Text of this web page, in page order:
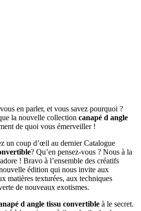
en parler, et vous savez pourquoi ?
la nouvelle collection canapé d angle
de quoi vous émerveiller !
un coup d’œil au dernier Catalogue
? Qu’en pensez-vous ? Nous à la
! Bravo à l’ensemble des créatifs
édition qui nous invite aux
matières texturées, aux techniques
de nouveaux exotismes.
d angle tissu convertible à le secret.